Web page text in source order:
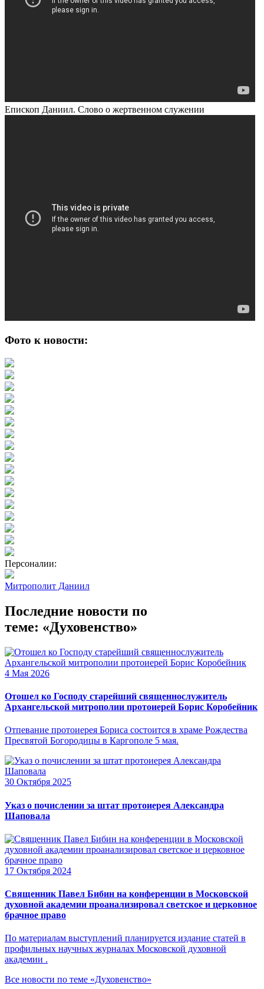
Епископ Даниил. Слово о жертвенном служении
Фото к новости:
Персоналии:
Митрополит Даниил
Последние новости по
теме: «Духовенство»
4 Мая 2026
Отошел ко Господу старейший священнослужитель
Архангельской митрополии протоиерей Борис Коробейник
Отпевание протоиерея Бориса состоится в храме Рождества
Пресвятой Богородицы в Каргополе 5 мая.
30 Октября 2025
Указ о почислении за штат протоиерея Александра
Шаповала
17 Октября 2024
Священник Павел Бибин на конференции в Московской
духовной академии проанализировал светское и церковное
брачное право
По материалам выступлений планируется издание статей в
профильных научных журналах Московской духовной
академии .
Все новости по теме «Духовенство»